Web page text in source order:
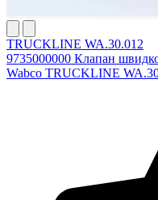
TRUCKLINE WA.30.012
9735000000 Клапан
Wabco TRUCKLINE